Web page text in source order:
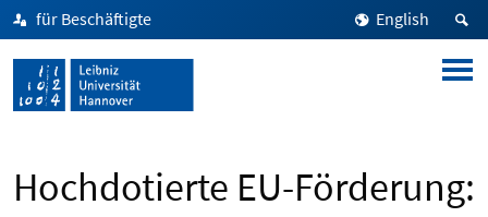
für Beschäftigte English
Hochdotierte EU-Förderung: